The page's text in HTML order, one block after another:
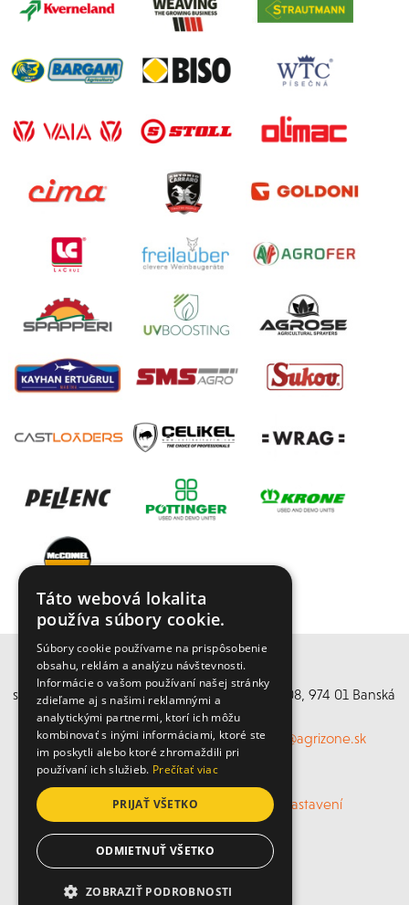
Agrizone s. r. o.
stredisko Banská Bystrica, Partizánska cesta 108, 974 01 Banská
Bystrica, Slovensko
Mobil: +421 949 895 777, Email:obchod@agrizone.sk
www.agrizone.sk
ochrana osobních údajů Cookies nastavení
© 2026 Biso
Táto webová lokalita
používa súbory cookie.
Súbory cookie používame na prispôsobenie
obsahu, reklám a analýzu návštevnosti.
Informácie o vašom používaní našej stránky
zdieľame aj s našimi reklamnými a
analytickými partnermi, ktorí ich môžu
kombinovať s inými informáciami, ktoré ste
im poskytli alebo ktoré zhromaždili pri
používaní ich služieb. Prečítať viac
PRIJAŤ VŠETKO
ODMIETNUŤ VŠETKO
ZOBRAZIŤ PODROBNOSTI